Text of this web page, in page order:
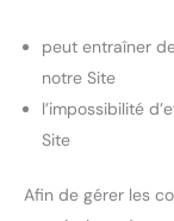
peut entraîner
notre Site
l’impossibilité
Site
Afin de gérer les